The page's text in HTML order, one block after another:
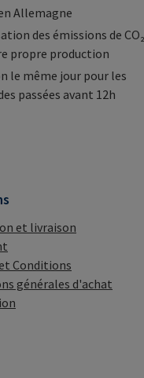
Allemagne
des émissions de CO₂
propre production
le même jour pour les
passées avant 12h
et livraison
Conditions
générales d'achat